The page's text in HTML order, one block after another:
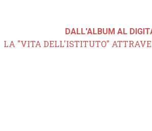
DALL'ALBUM AL
LA "VITA DELL'ISTITUTO"